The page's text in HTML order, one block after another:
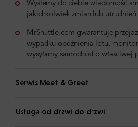
Wyślemy do ciebie wiadomość
jakichkolwiek zmian lub utrudnień
MrShuttle.com gwarantuje
wypadku opóźnienia lotu,
wysyłamy samochód o właściwej
Serwis Meet & Greet
Usługa od drzwi do drzwi